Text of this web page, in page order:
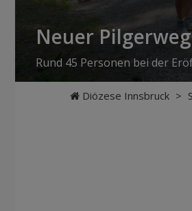
Neuer
Rund 45 Personen bei der
Diözese Innsbruck >